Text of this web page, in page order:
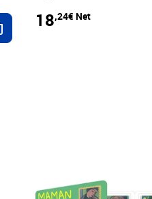
Ajouter au panier
18,24€ Net